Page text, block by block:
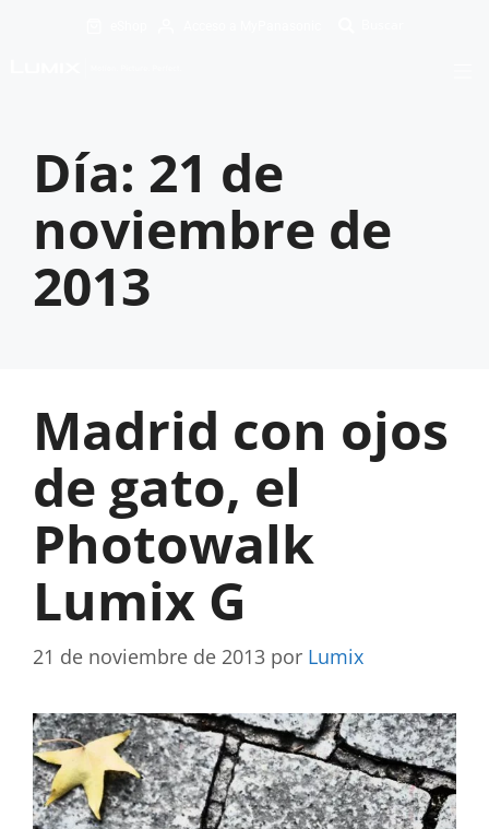
Día: 21 de
noviembre de
2013
Madrid con ojos
de gato, el
Photowalk
Lumix G
21 de noviembre de 2013 por Lumix